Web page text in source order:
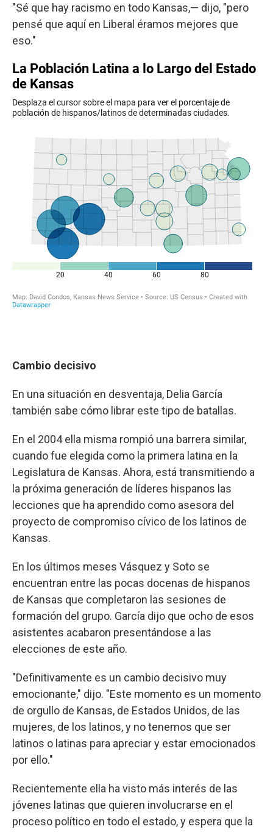
"Sé que hay racismo en todo Kansas,— dijo, "pero
pensé que aquí en Liberal éramos mejores que
eso."
Cambio decisivo
En una situación en desventaja, Delia García
también sabe cómo librar este tipo de batallas.
En el 2004 ella misma rompió una barrera similar,
cuando fue elegida como la primera latina en la
Legislatura de Kansas. Ahora, está transmitiendo a
la próxima generación de líderes hispanos las
lecciones que ha aprendido como asesora del
proyecto de compromiso cívico de los latinos de
Kansas.
En los últimos meses Vásquez y Soto se
encuentran entre las pocas docenas de hispanos
de Kansas que completaron las sesiones de
formación del grupo. García dijo que ocho de esos
asistentes acabaron presentándose a las
elecciones de este año.
"Definitivamente es un cambio decisivo muy
emocionante," dijo. "Este momento es un momento
de orgullo de Kansas, de Estados Unidos, de las
mujeres, de los latinos, y no tenemos que ser
latinos o latinas para apreciar y estar emocionados
por ello."
Recientemente ella ha visto más interés de las
jóvenes latinas que quieren involucrarse en el
proceso político en todo el estado, y espera que la